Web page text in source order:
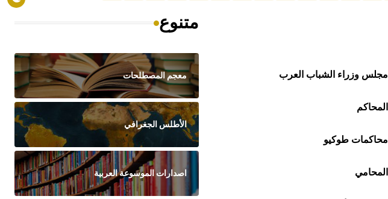
مجلس وزراء الشباب العرب
المحاكم
محاكمات طوكيو
المحامي
متنوع
معجم المصطلحات
الأطلس الجغرافي
اصدارات الموسوعة العربية